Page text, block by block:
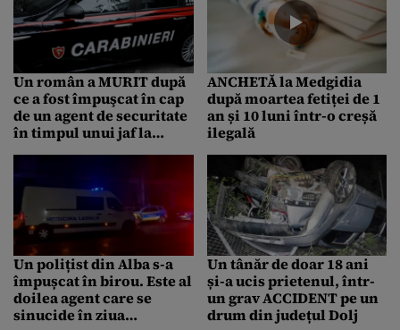
Un român a MURIT după
ce a fost împuşcat în cap
de un agent de securitate
în timpul unui jaf la
ANCHETĂ la Medgidia
după moartea fetiței de 1
an și 10 luni într-o creșă
ilegală
Un polițist din Alba s-a
împușcat în birou. Este al
doilea agent care se
sinucide în ziua
Un tânăr de doar 18 ani
și-a ucis prietenul, într-
un grav ACCIDENT pe un
drum din județul Dolj